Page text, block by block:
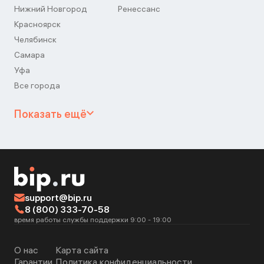
Нижний Новгород
Красноярск
Челябинск
Самара
Уфа
Все города
Ренессанс
Показать ещё
support@bip.ru
8 (800) 333-70-58
время работы службы поддержки 9:00 - 19:00
О нас
Гарантии
Карта сайта
Политика конфиденциальности